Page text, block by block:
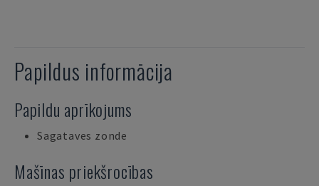
Papildus informācija
Papildu aprīkojums
Sagataves zonde
Mašīnas priekšrocības